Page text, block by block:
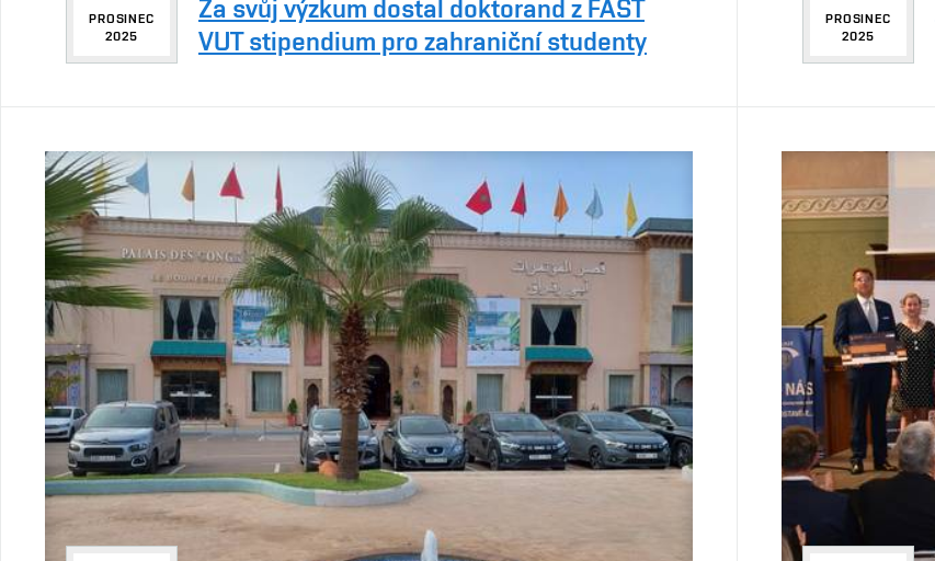
PROSINEC
2025
Za svůj výzkum dostal doktorand z FAST
VUT stipendium pro zahraniční studenty
PROSINEC
2025